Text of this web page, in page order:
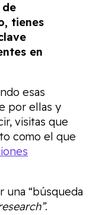
tienes
en
esas
por ellas y
visitas que
como el que
una “búsqueda
.